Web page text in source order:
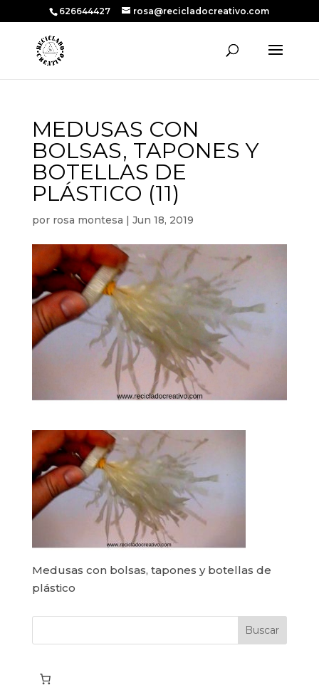
626644427 rosa@recicladocreativo.com
MEDUSAS CON
BOLSAS, TAPONES Y
BOTELLAS DE
PLÁSTICO (11)
por rosa montesa | Jun 18, 2019
Medusas con bolsas, tapones y botellas de
plástico